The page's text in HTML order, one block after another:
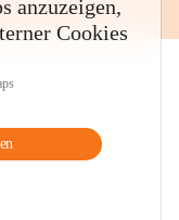
anzuzeigen,
Cookies